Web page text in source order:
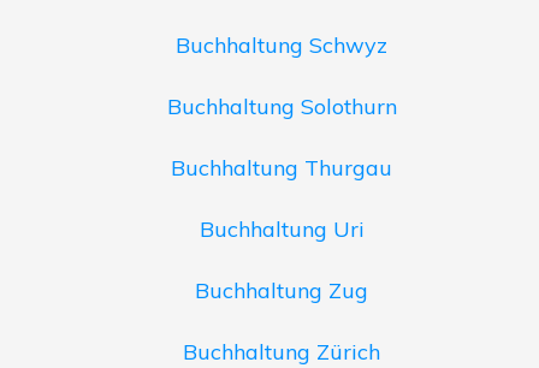
Buchhaltung Schwyz
Buchhaltung Solothurn
Buchhaltung Thurgau
Buchhaltung Uri
Buchhaltung Zug
Buchhaltung Zürich